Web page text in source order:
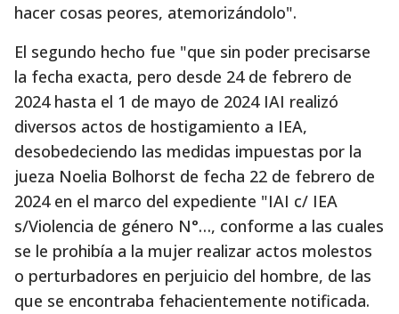
hacer cosas peores, atemorizándolo".
El segundo hecho fue "que sin poder precisarse
la fecha exacta, pero desde 24 de febrero de
2024 hasta el 1 de mayo de 2024 IAI realizó
diversos actos de hostigamiento a IEA,
desobedeciendo las medidas impuestas por la
jueza Noelia Bolhorst de fecha 22 de febrero de
2024 en el marco del expediente "IAI c/ IEA
s/Violencia de género N°…, conforme a las cuales
se le prohibía a la mujer realizar actos molestos
o perturbadores en perjuicio del hombre, de las
que se encontraba fehacientemente notificada.